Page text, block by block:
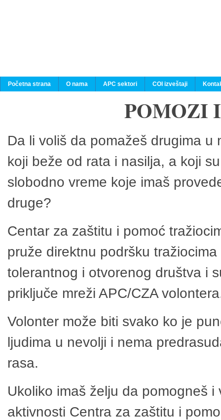
Početna strana O nama APC sektori COI izveštaji
POMOZI
Da li voliš da pomažeš drugima
koji beže od rata i nasilja, a koji
slobodno vreme koje imaš
druge?
Centar za zaštitu i pomoć
pruže direktnu podršku
tolerantnog i otvorenog društva i
priključe mreži APC/CZA
Volonter može biti svako ko je
ljudima u nevolji i nema
rasa.
Ukoliko imaš želju da pomogneš
aktivnosti Centra za zaštitu i